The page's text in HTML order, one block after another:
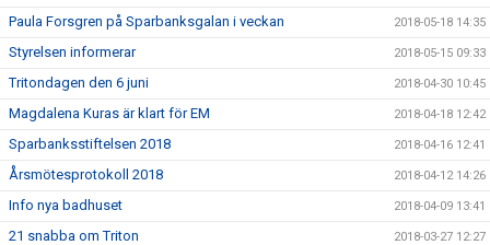
Paula Forsgren på Sparbanksgalan i veckan 2018-05-18 14:35
Styrelsen informerar 2018-05-15 09:33
Tritondagen den 6 juni 2018-04-30 10:45
Magdalena Kuras är klart för EM 2018-04-18 12:42
Sparbanksstiftelsen 2018 2018-04-16 12:41
Årsmötesprotokoll 2018 2018-04-12 14:26
Info nya badhuset 2018-04-09 13:41
21 snabba om Triton 2018-03-27 12:27